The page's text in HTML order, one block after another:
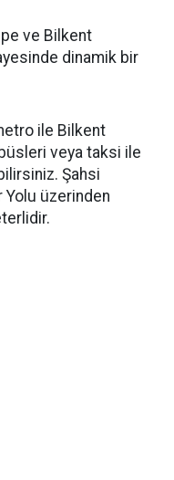
ve Bilkent
dinamik bir
ile Bilkent
veya taksi ile
Şahsi
Yolu üzerinden